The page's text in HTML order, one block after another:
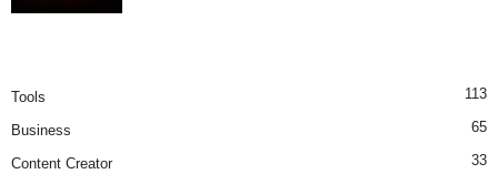
Tools 113
Business 65
Content Creator 33